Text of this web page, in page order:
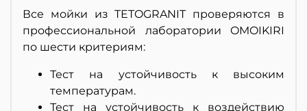
Все мойки из TETOGRANIT проверяются в
профессиональной лаборатории OMOIKIRI
по шести критериям:
Тест на устойчивость к высоким
температурам.
Тест на устойчивость к воздействию